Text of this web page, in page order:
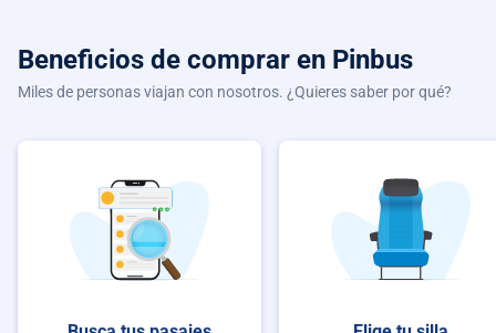
Beneficios de comprar en Pinbus
Miles de personas viajan con nosotros. ¿Quieres saber por qué?